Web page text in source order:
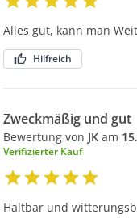
Alles gut, kann man
Hilfreich
Zweckmäßig und gut
Bewertung von JK am
Verifizierter Kauf
Haltbar und